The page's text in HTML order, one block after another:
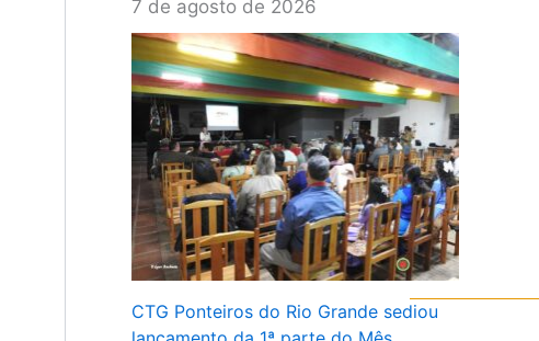
7 de agosto de 2026
CTG Ponteiros do Rio Grande sediou